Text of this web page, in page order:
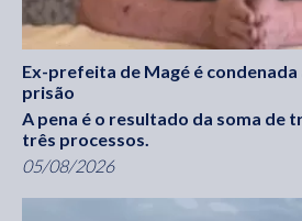
Ex-prefeita de Magé é condenada
prisão
A pena é o resultado da soma de
três processos.
05/08/2026